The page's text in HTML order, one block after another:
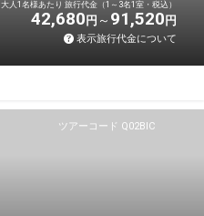
大人1名様あたり 旅行代金（1～3名1室・税込）
42,680 円 91,520 円
表示旅行代金について
ツアーコード Q02BIC